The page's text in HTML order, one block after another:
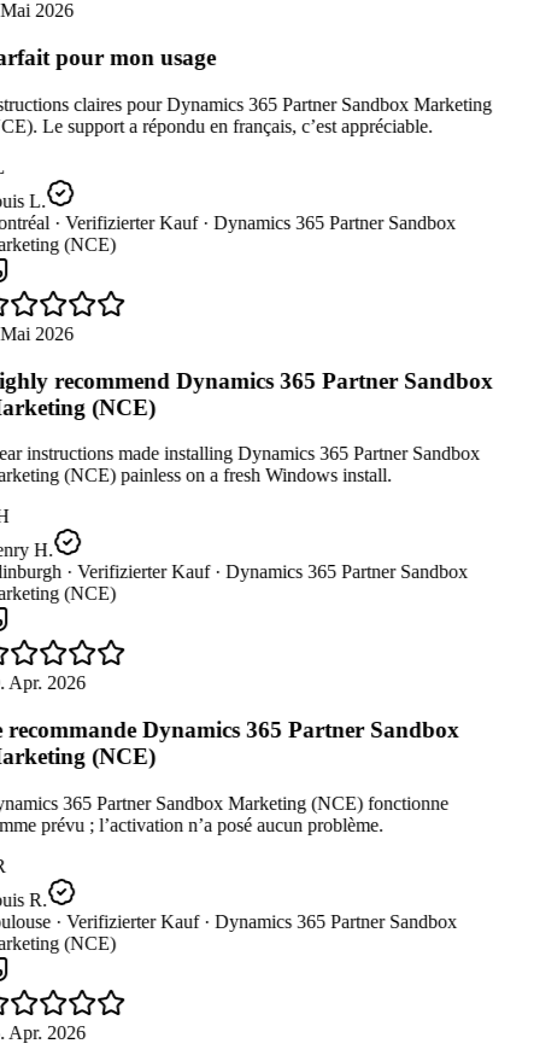
2026
pour mon usage
claires pour Dynamics 365 Partner Sandbox Marketing
Le support a répondu en français, c’est appréciable.
L.
· Verifizierter Kauf · Dynamics 365 Partner Sandbox
(NCE)
2026
recommend Dynamics 365 Partner Sandbox
(NCE)
instructions made installing Dynamics 365 Partner Sandbox
(NCE) painless on a fresh Windows install.
H.
· Verifizierter Kauf · Dynamics 365 Partner Sandbox
(NCE)
Apr. 2026
recommande Dynamics 365 Partner Sandbox
(NCE)
365 Partner Sandbox Marketing (NCE) fonctionne
prévu ; l’activation n’a posé aucun problème.
R.
· Verifizierter Kauf · Dynamics 365 Partner Sandbox
(NCE)
Apr. 2026